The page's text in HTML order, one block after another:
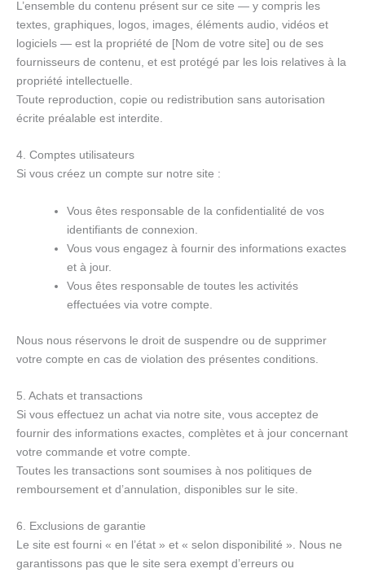
L’ensemble du contenu présent sur ce site — y compris les
textes, graphiques, logos, images, éléments audio, vidéos et
logiciels — est la propriété de [Nom de votre site] ou de ses
fournisseurs de contenu, et est protégé par les lois relatives à la
propriété intellectuelle.
Toute reproduction, copie ou redistribution sans autorisation
écrite préalable est interdite.
4. Comptes utilisateurs
Si vous créez un compte sur notre site :
Vous êtes responsable de la confidentialité de vos
identifiants de connexion.
Vous vous engagez à fournir des informations exactes
et à jour.
Vous êtes responsable de toutes les activités
effectuées via votre compte.
Nous nous réservons le droit de suspendre ou de supprimer
votre compte en cas de violation des présentes conditions.
5. Achats et transactions
Si vous effectuez un achat via notre site, vous acceptez de
fournir des informations exactes, complètes et à jour concernant
votre commande et votre compte.
Toutes les transactions sont soumises à nos politiques de
remboursement et d’annulation, disponibles sur le site.
6. Exclusions de garantie
Le site est fourni « en l’état » et « selon disponibilité ». Nous ne
garantissons pas que le site sera exempt d’erreurs ou